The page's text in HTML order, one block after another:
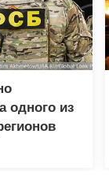
одного из